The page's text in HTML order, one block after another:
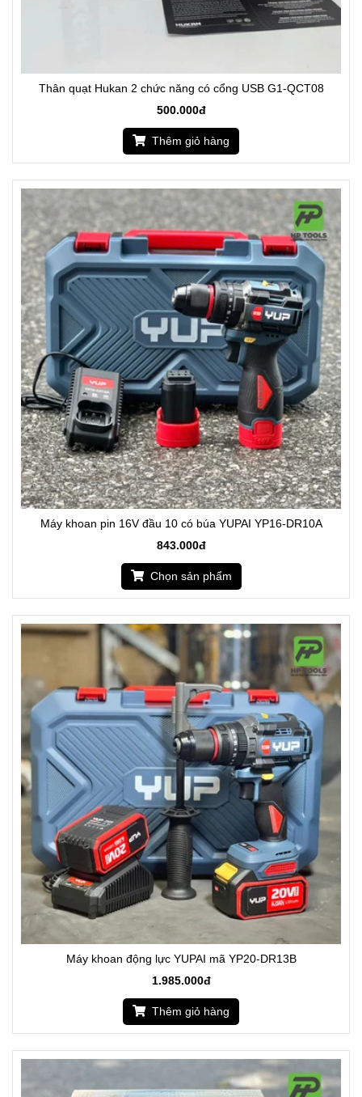
Thân quạt Hukan 2 chức năng có cổng USB G1-QCT08
500.000đ
Thêm giỏ hàng
Máy khoan pin 16V đầu 10 có búa YUPAI YP16-DR10A
843.000đ
Chọn sản phẩm
Máy khoan động lực YUPAI mã YP20-DR13B
1.985.000đ
Thêm giỏ hàng